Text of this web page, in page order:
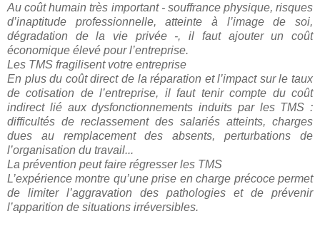
Au coût humain très important - souffrance physique, risques
d’inaptitude professionnelle, atteinte à l’image de soi,
dégradation de la vie privée -, il faut ajouter un coût
économique élevé pour l’entreprise.
Les TMS fragilisent votre entreprise
En plus du coût direct de la réparation et l’impact sur le taux
de cotisation de l’entreprise, il faut tenir compte du coût
indirect lié aux dysfonctionnements induits par les TMS :
difficultés de reclassement des salariés atteints, charges
dues au remplacement des absents, perturbations de
l’organisation du travail...
La prévention peut faire régresser les TMS
L’expérience montre qu’une prise en charge précoce permet
de limiter l’aggravation des pathologies et de prévenir
l’apparition de situations irréversibles.